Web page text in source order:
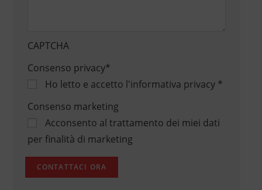
CAPTCHA
Consenso privacy*
Ho letto e accetto l'informativa privacy*
Consenso marketing
Acconsento al trattamento dei miei dati
per finalità di marketing